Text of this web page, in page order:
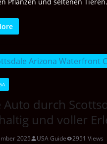
Auto durch
und voller
2025 USA Guide
2951 Views